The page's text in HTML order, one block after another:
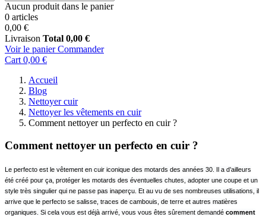
Aucun produit dans le panier
0 articles
0,00 €
Livraison Total 0,00 €
Voir le panier Commander
Cart 0,00 €
Accueil
Blog
Nettoyer cuir
Nettoyer les vêtements en cuir
Comment nettoyer un perfecto en cuir ?
Comment nettoyer un perfecto en cuir ?
Le perfecto est le vêtement en cuir iconique des motards des années 30. Il a d’ailleurs
été créé pour ça, protéger les motards des éventuelles chutes, adopter une coupe et un
style très singulier qui ne passe pas inaperçu. Et au vu de ses nombreuses utilisations, il
arrive que le perfecto se salisse, traces de cambouis, de terre et autres matières
organiques. Si cela vous est déjà arrivé, vous vous êtes sûrement demandé comment